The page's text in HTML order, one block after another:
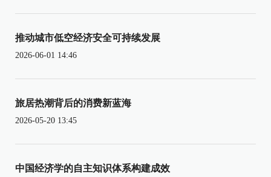
推动城市低空经济安全可持续发展
2026-06-01 14:46
旅居热潮背后的消费新蓝海
2026-05-20 13:45
中国经济学的自主知识体系构建成效